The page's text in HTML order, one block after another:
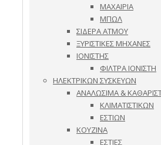
ΜΑΧΑΙΡΙΑ
ΜΠΩΛ
ΣΙΔΕΡΑ ΑΤΜΟΥ
ΞΥΡΙΣΤΙΚΕΣ ΜΗΧΑΝΕΣ
ΙΟΝΙΣΤΗΣ
ΦΙΛΤΡΑ ΙΟΝΙΣΤΗ
ΗΛΕΚΤΡΙΚΩΝ ΣΥΣΚΕΥΩΝ
ΑΝΑΛΩΣΙΜΑ &
ΚΛΙΜΑΤΙΣΤΙΚΩΝ
ΕΣΤΙΩΝ
ΚΟΥΖΙΝΑ
ΕΣΤΙΕΣ